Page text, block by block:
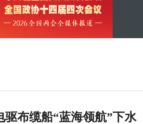
驱布缆船“蓝海领航”下水